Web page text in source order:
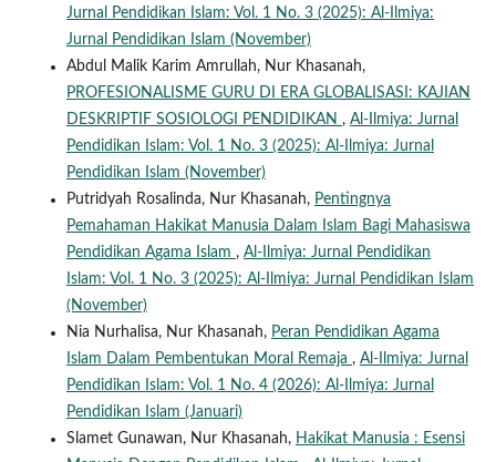
Jurnal Pendidikan Islam: Vol. 1 No. 3 (2025): Al-Ilmiya:
Jurnal Pendidikan Islam (November)
Abdul Malik Karim Amrullah, Nur Khasanah,
PROFESIONALISME GURU DI ERA GLOBALISASI: KAJIAN
DESKRIPTIF SOSIOLOGI PENDIDIKAN , Al-Ilmiya: Jurnal
Pendidikan Islam: Vol. 1 No. 3 (2025): Al-Ilmiya: Jurnal
Pendidikan Islam (November)
Putridyah Rosalinda, Nur Khasanah, Pentingnya
Pemahaman Hakikat Manusia Dalam Islam Bagi Mahasiswa
Pendidikan Agama Islam , Al-Ilmiya: Jurnal Pendidikan
Islam: Vol. 1 No. 3 (2025): Al-Ilmiya: Jurnal Pendidikan Islam
(November)
Nia Nurhalisa, Nur Khasanah, Peran Pendidikan Agama
Islam Dalam Pembentukan Moral Remaja , Al-Ilmiya: Jurnal
Pendidikan Islam: Vol. 1 No. 4 (2026): Al-Ilmiya: Jurnal
Pendidikan Islam (Januari)
Slamet Gunawan, Nur Khasanah, Hakikat Manusia : Esensi